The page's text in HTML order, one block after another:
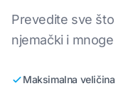
Prevedite sve
njemački i
Maksimalna